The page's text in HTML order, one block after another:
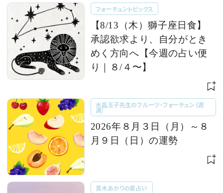
フォーチュントピックス
【8/13（木）獅子座日食】
承認欲求より、自分がとき
めく方向へ【今週の占い便
り｜８/４〜】
水晶玉子先生のフルーツ・フォーチュン（週
運）
2026年８月３日（月）～８
月９日（日）の運勢
真木あかりの星占い